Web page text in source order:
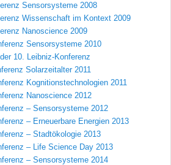
Sensorsysteme 2008
Wissenschaft im Kontext 2009
Nanoscience 2009
Sensorsysteme 2010
10. Leibniz-Konferenz
Solarzeitalter 2011
Kognitionstechnologien 2011
Nanoscience 2012
– Sensorsysteme 2012
– Erneuerbare Energien 2013
– Stadtökologie 2013
– Life Science Day 2013
– Sensorsysteme 2014